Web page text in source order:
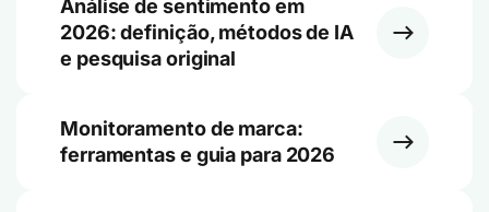
Análise de sentimento em
2026: definição, métodos de IA
e pesquisa original
Monitoramento de marca:
ferramentas e guia para 2026